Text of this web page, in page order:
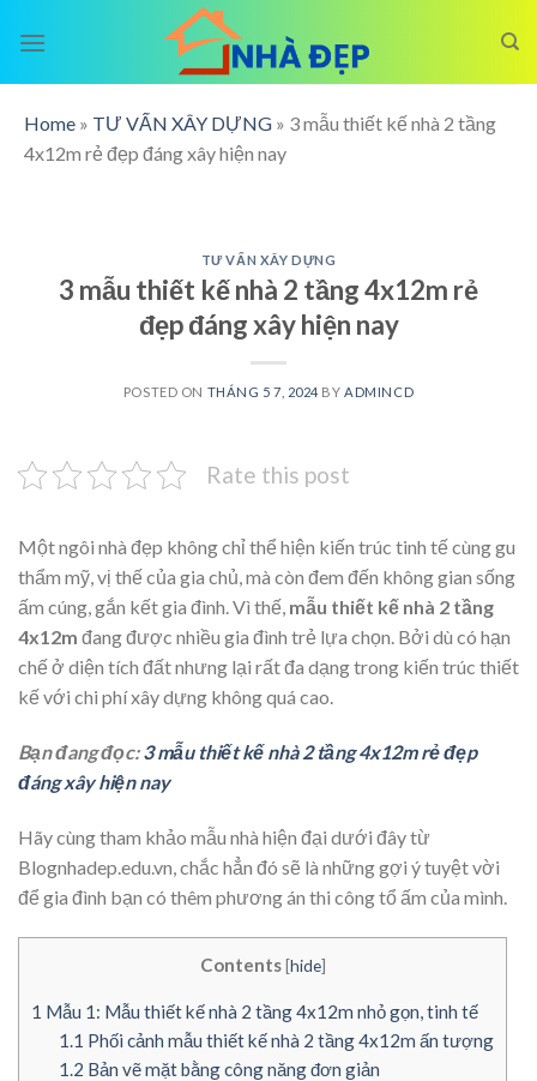
Home » TƯ VẤN XÂY DỰNG » 3 mẫu thiết kế nhà 2 tầng
4x12m rẻ đẹp đáng xây hiện nay
TƯ VẤN XÂY DỰNG
3 mẫu thiết kế nhà 2 tầng 4x12m rẻ
đẹp đáng xây hiện nay
POSTED ON THÁNG 5 7, 2024 BYADMINCD
Rate this post
Một ngôi nhà đẹp không chỉ thể hiện kiến trúc tinh tế cùng gu
thẩm mỹ, vị thế của gia chủ, mà còn đem đến không gian sống
ấm cúng, gắn kết gia đình. Vì thế, mẫu thiết kế nhà 2 tầng
4x12m đang được nhiều gia đình trẻ lựa chọn. Bởi dù có hạn
chế ở diện tích đất nhưng lại rất đa dạng trong kiến trúc thiết
kế với chi phí xây dựng không quá cao.
Bạn đang đọc:3 mẫu thiết kế nhà 2 tầng 4x12m rẻ đẹp
đáng xây hiện nay
Hãy cùng tham khảo mẫu nhà hiện đại dưới đây từ
Blognhadep.edu.vn, chắc hẳn đó sẽ là những gợi ý tuyệt vời
để gia đình bạn có thêm phương án thi công tổ ấm của mình.
Contents [hide]
1 Mẫu 1: Mẫu thiết kế nhà 2 tầng 4x12m nhỏ gọn, tinh tế
1.1 Phối cảnh mẫu thiết kế nhà 2 tầng 4x12m ấn tượng
1.2 Bản vẽ mặt bằng công năng đơn giản